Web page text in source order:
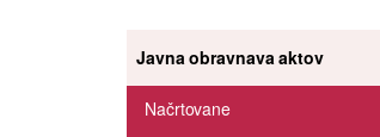
Javna obravnava aktov
Načrtovane